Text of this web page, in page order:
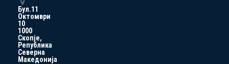
Бул.11
Октомври
10
1000
Скопје,
Република
Северна
Македонија